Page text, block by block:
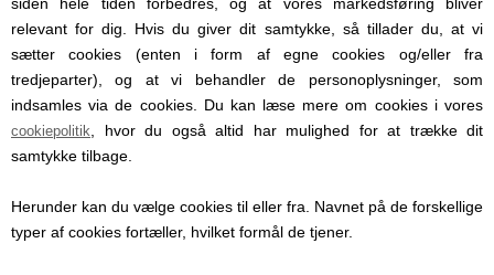
relevant for dig. Hvis du giver dit samtykke, så tillader du, at vi
sætter cookies (enten i form af egne cookies og/eller fra
tredjeparter), og at vi behandler de personoplysninger, som
indsamles via de cookies. Du kan læse mere om cookies i vores
cookiepolitik , hvor du også altid har mulighed for at trække dit
samtykke tilbage.
Herunder kan du vælge cookies til eller fra. Navnet på de forskellige
typer af cookies fortæller, hvilket formål de tjener.
Giv din hund en ny bedste ven med dette charmerende tøjdyr fra
Party Pets
Den bløde elefant fås i to flotte farvekombinationer: blå med
orange detaljer eller lilla med lyserøde detaljer, og måler cirka 33